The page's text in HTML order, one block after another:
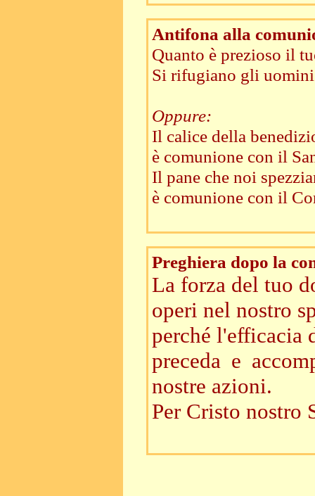
Antifona alla
Quanto è prezioso il
Si rifugiano gli
Oppure:
Il calice della
è comunione con il
Il pane che noi
è comunione con il
Preghiera dopo la
La forza del tuo
operi nel nostro
perché l'efficacia
preceda e
nostre azioni.
Per Cristo nostro